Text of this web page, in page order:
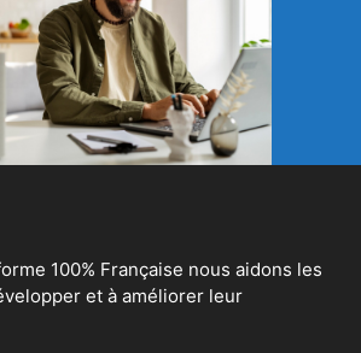
100% Française nous aidons les
et à améliorer leur